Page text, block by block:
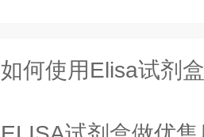
如何使用Elisa试剂